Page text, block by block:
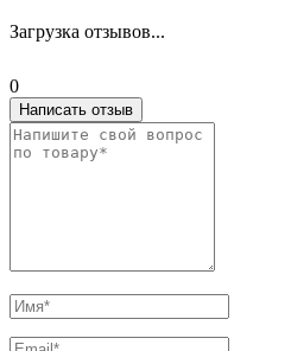
Загрузка отзывов...
0
Написать отзыв